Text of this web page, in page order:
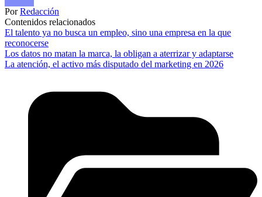
PorRedacción
Contenidos relacionados
El talento ya no busca un empleo, sino una empresa en la que
reconocerse
Los datos no matan la marca, la obligan a aterrizar y adaptarse
La atención, el activo más disputado del marketing en 2026